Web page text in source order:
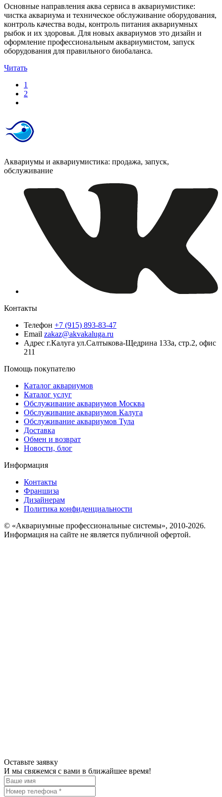
Основные направления аква сервиса в аквариумистике:
чистка аквариума и техническое обслуживание оборудования,
контроль качества воды, контроль питания аквариумных
рыбок и их здоровья. Для новых аквариумов это дизайн и
оформление профессиональным аквариумистом, запуск
оборудования для правильного биобаланса.
Читать
1
2
Аквариумы и аквариумистика: продажа, запуск,
обслуживание
Контакты
Телефон +7 (915) 893-83-47
Email zakaz@akvakaluga.ru
Адрес г.Калуга ул.Салтыкова-Щедрина 133а, стр.2, офис
211
Помощь покупателю
Каталог аквариумов
Каталог услуг
Обслуживание аквариумов Москва
Обслуживание аквариумов Калуга
Обслуживание аквариумов Тула
Доставка
Обмен и возврат
Новости, блог
Информация
Контакты
Франшиза
Дизайнерам
Политика конфиденциальности
© «Аквариумные профессиональные системы», 2010-2026.
Информация на сайте не является публичной офертой.
Оставьте заявку
И мы свяжемся с вами в ближайшее время!